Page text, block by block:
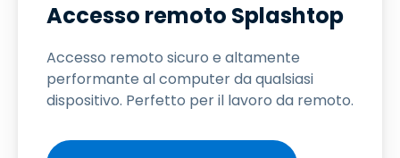
Accesso remoto Splashtop
Accesso remoto sicuro e altamente
performante al computer da qualsiasi
dispositivo. Perfetto per il lavoro da remoto.